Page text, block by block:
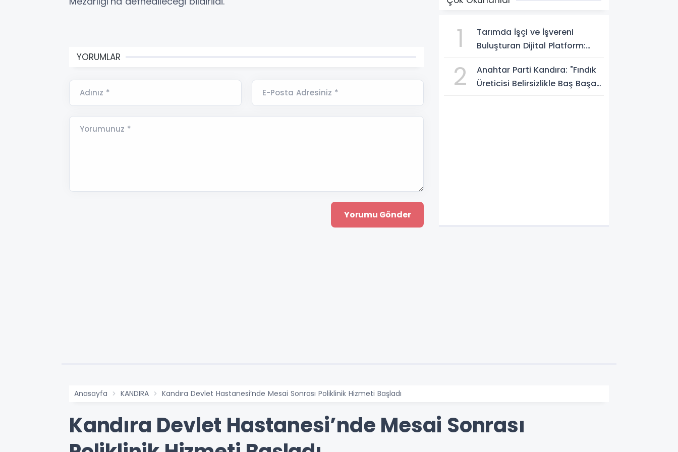
YORUMLAR
Adınız * E-Posta Adresiniz *
Yorumunuz *
1
Tarımda İşçi ve İşvereni
Buluşturan Dijital Platform:
2
Anahtar Parti Kandıra: "Fındık
Üreticisi Belirsizlikle Baş Başa
Anasayfa KANDIRA Kandıra Devlet Hastanesi’nde Mesai Sonrası Poliklinik Hizmeti Başladı
Kandıra Devlet Hastanesi’nde Mesai Sonrası